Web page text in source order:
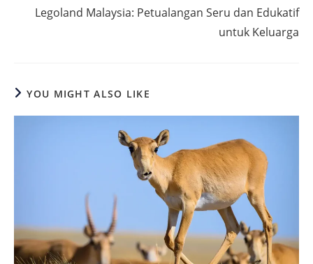
Legoland Malaysia: Petualangan Seru dan Edukatif
untuk Keluarga
YOU MIGHT ALSO LIKE